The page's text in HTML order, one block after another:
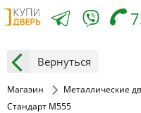
Вернуться
Магазин Металлические
Стандарт M555